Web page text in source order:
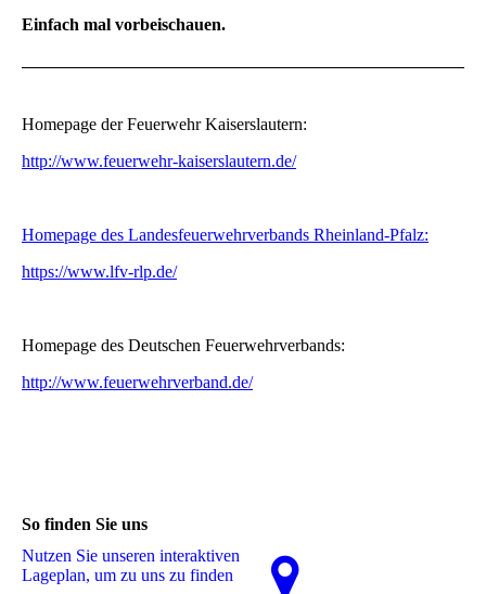
Einfach mal vorbeischauen.
Homepage der Feuerwehr Kaiserslautern:
http://www.feuerwehr-kaiserslautern.de/
Homepage des Landesfeuerwehrverbands Rheinland-Pfalz:
https://www.lfv-rlp.de/
Homepage des Deutschen Feuerwehrverbands:
http://www.feuerwehrverband.de/
So finden Sie uns
Nutzen Sie unseren interaktiven
La­ge­plan, um zu uns zu finden